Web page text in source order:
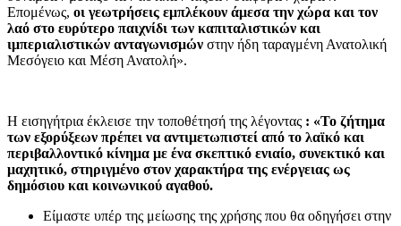
Επομένως, οι γεωτρήσεις εμπλέκουν άμεσα την χώρα και τον
λαό στο ευρύτερο παιχνίδι των καπιταλιστικών και
ιμπεριαλιστικών ανταγωνισμών στην ήδη ταραγμένη Ανατολική
Μεσόγειο και Μέση Ανατολή».
Η εισηγήτρια έκλεισε την τοποθέτησή της λέγοντας : «Το ζήτημα
των εξορύξεων πρέπει να αντιμετωπιστεί από το λαϊκό και
περιβαλλοντικό κίνημα με ένα σκεπτικό ενιαίο, συνεκτικό και
μαχητικό, στηριγμένο στον χαρακτήρα της ενέργειας ως
δημόσιου και κοινωνικού αγαθού.
Είμαστε υπέρ της μείωσης της χρήσης που θα οδηγήσει στην